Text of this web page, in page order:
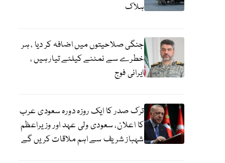
ہلاک
جنگی صلاحیتوں میں اضافہ کر دیا ، ہر
خطرے سے نمٹنے کیلئے تیار ہیں ،
ایرانی فوج
ترک صدر کا ایک روزہ دورہ سعودی عرب
کا اعلان، سعودی ولی عہد اور وزیراعظم
شہباز شریف سے اہم ملاقات کریں گے